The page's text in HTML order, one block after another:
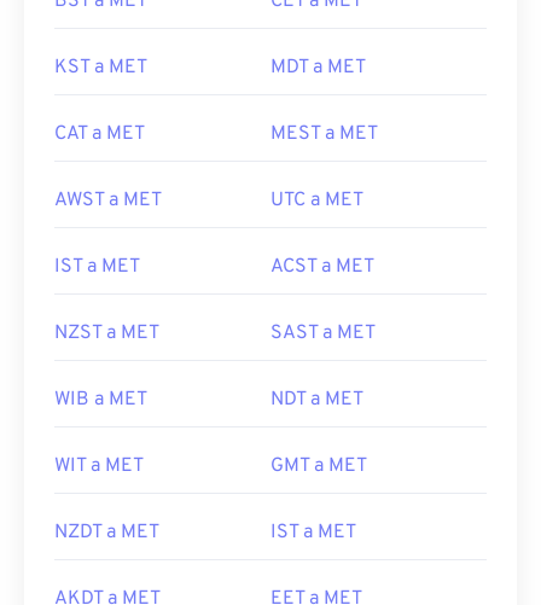
KST a MET MDT a MET
CAT a MET MEST a MET
AWST a MET UTC a MET
IST a MET ACST a MET
NZST a MET SAST a MET
WIB a MET NDT a MET
WIT a MET GMT a MET
NZDT a MET IST a MET
AKDT a MET EET a MET